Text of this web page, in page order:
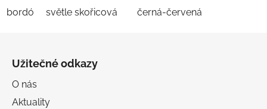
bordó světle skořicová černá-červená
Užitečné odkazy
O nás
Aktuality